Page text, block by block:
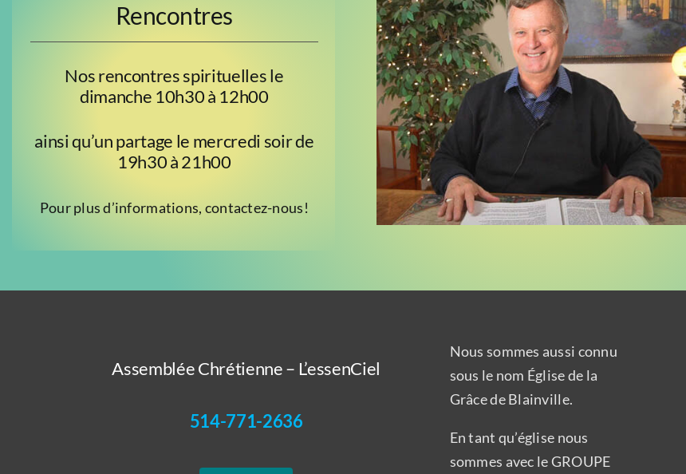
Rencontres
Nos rencontres spirituelles le
dimanche 10h30 à 12h00
ainsi qu’un partage le mercredi soir de
19h30 à 21h00
Pour plus d’informations, contactez-nous!
Assemblée Chrétienne – L’essenCiel
514-771-2636
Nous sommes aussi connu
sous le nom Église de la
Grâce de Blainville.
En tant qu’église nous
sommes avec le GROUPE